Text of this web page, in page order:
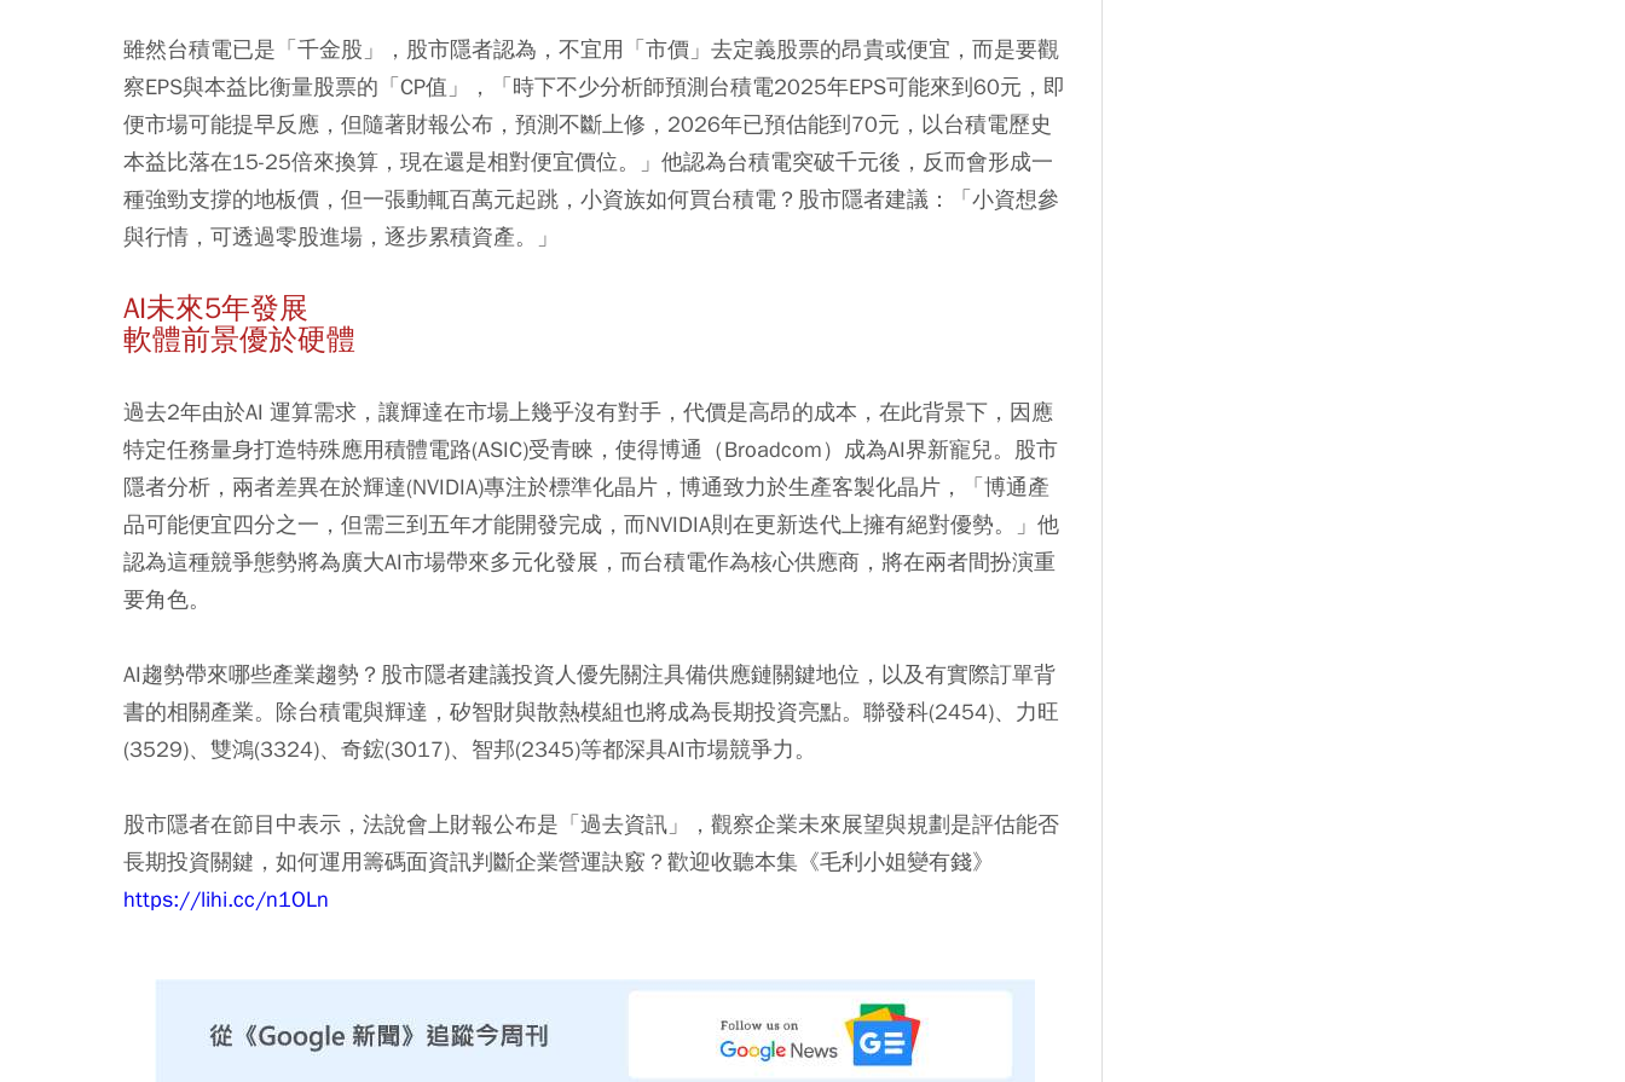
雖然台積電已是「千金股」，股市隱者認為，不宜用「市價」去定義股票的昂貴或便宜，而是要觀
察EPS與本益比衡量股票的「CP值」，「時下不少分析師預測台積電2025年EPS可能來到60元，即
便市場可能提早反應，但隨著財報公布，預測不斷上修，2026年已預估能到70元，以台積電歷史
本益比落在15-25倍來換算，現在還是相對便宜價位。」他認為台積電突破千元後，反而會形成一
種強勁支撐的地板價，但一張動輒百萬元起跳，小資族如何買台積電？股市隱者建議：「小資想參
與行情，可透過零股進場，逐步累積資產。」
AI未來5年發展
軟體前景優於硬體
過去2年由於AI 運算需求，讓輝達在市場上幾乎沒有對手，代價是高昂的成本，在此背景下，因應
特定任務量身打造特殊應用積體電路(ASIC)受青睞，使得博通（Broadcom）成為AI界新寵兒。股市
隱者分析，兩者差異在於輝達(NVIDIA)專注於標準化晶片，博通致力於生產客製化晶片，「博通產
品可能便宜四分之一，但需三到五年才能開發完成，而NVIDIA則在更新迭代上擁有絕對優勢。」他
認為這種競爭態勢將為廣大AI市場帶來多元化發展，而台積電作為核心供應商，將在兩者間扮演重
要角色。
AI趨勢帶來哪些產業趨勢？股市隱者建議投資人優先關注具備供應鏈關鍵地位，以及有實際訂單背
書的相關產業。除台積電與輝達，矽智財與散熱模組也將成為長期投資亮點。聯發科(2454)、力旺
(3529)、雙鴻(3324)、奇鋐(3017)、智邦(2345)等都深具AI市場競爭力。
股市隱者在節目中表示，法說會上財報公布是「過去資訊」，觀察企業未來展望與規劃是評估能否
長期投資關鍵，如何運用籌碼面資訊判斷企業營運訣竅？歡迎收聽本集《毛利小姐變有錢》
https://lihi.cc/n1OLn